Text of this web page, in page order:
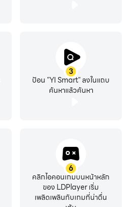
3
ป้อน "YI Smart" ลงในแถบ
ค้นหาแล้วค้นหา
6
คลิกไอคอนเกมบนหน้าหลัก
ของ LDPlayer เริ่ม
เพลิดเพลินกับเกมที่น่าตื่น